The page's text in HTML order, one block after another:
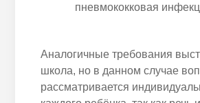
пневмококковая
Аналогичные требования
школа, но в данном случае
рассматривается